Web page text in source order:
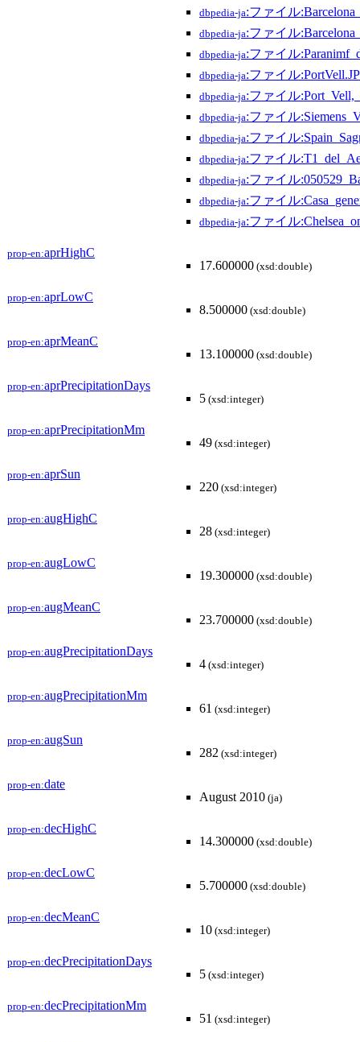
dbpedia-ja:ファイル
dbpedia-ja:ファイル
dbpedia-ja:ファイル
dbpedia-ja:ファイル
dbpedia-ja:ファイル
dbpedia-ja:ファイル
dbpedia-ja:ファイル
dbpedia-ja:ファイル
dbpedia-ja:ファイル
dbpedia-ja:ファイル
dbpedia-ja:ファイル
prop-en:aprHighC
17.600000 (xsd:double)
prop-en:aprLowC
8.500000 (xsd:double)
prop-en:aprMeanC
13.100000 (xsd:double)
prop-en:aprPrecipitationDays
5 (xsd:integer)
prop-en:aprPrecipitationMm
49 (xsd:integer)
prop-en:aprSun
220 (xsd:integer)
prop-en:augHighC
28 (xsd:integer)
prop-en:augLowC
19.300000 (xsd:double)
prop-en:augMeanC
23.700000 (xsd:double)
prop-en:augPrecipitationDays
4 (xsd:integer)
prop-en:augPrecipitationMm
61 (xsd:integer)
prop-en:augSun
282 (xsd:integer)
prop-en:date
August 2010 (ja)
prop-en:decHighC
14.300000 (xsd:double)
prop-en:decLowC
5.700000 (xsd:double)
prop-en:decMeanC
10 (xsd:integer)
prop-en:decPrecipitationDays
5 (xsd:integer)
prop-en:decPrecipitationMm
51 (xsd:integer)